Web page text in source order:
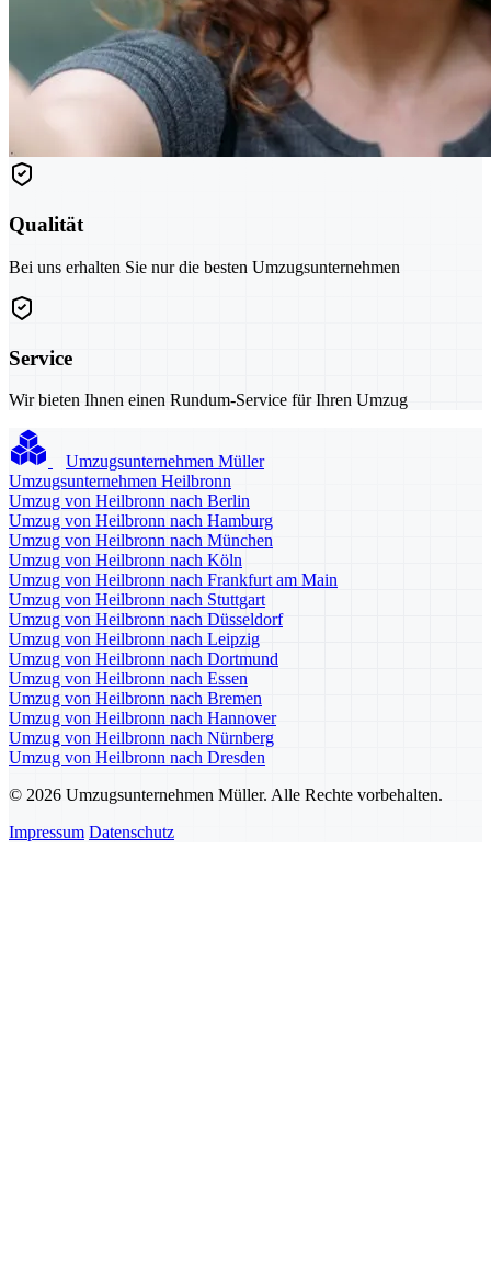
Qualität
Bei uns erhalten Sie nur die besten Umzugsunternehmen
Service
Wir bieten Ihnen einen Rundum-Service für Ihren Umzug
Umzugsunternehmen Müller
Umzugsunternehmen Heilbronn
Umzug von Heilbronn nach Berlin
Umzug von Heilbronn nach Hamburg
Umzug von Heilbronn nach München
Umzug von Heilbronn nach Köln
Umzug von Heilbronn nach Frankfurt am Main
Umzug von Heilbronn nach Stuttgart
Umzug von Heilbronn nach Düsseldorf
Umzug von Heilbronn nach Leipzig
Umzug von Heilbronn nach Dortmund
Umzug von Heilbronn nach Essen
Umzug von Heilbronn nach Bremen
Umzug von Heilbronn nach Hannover
Umzug von Heilbronn nach Nürnberg
Umzug von Heilbronn nach Dresden
© 2026 Umzugsunternehmen Müller. Alle Rechte vorbehalten.
Impressum Datenschutz